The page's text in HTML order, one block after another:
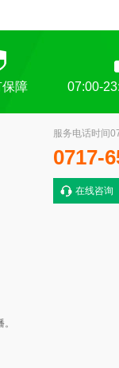
障 07:00-
服务电话时间
0717-
在线咨询